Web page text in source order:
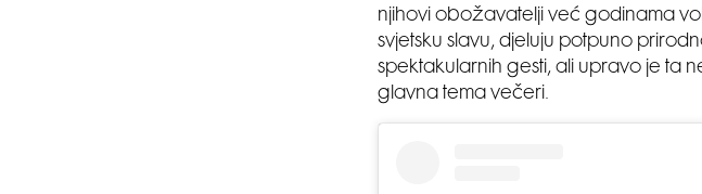
njihovi obožavatelji već godinama
svjetsku slavu, djeluju potpuno
spektakularnih gesti, ali upravo je ta
glavna tema večeri.